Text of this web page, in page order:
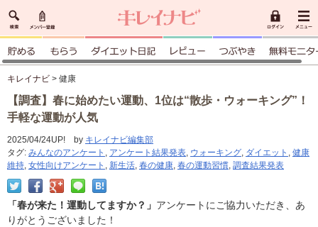
キレイナビ > 健康
【調査】春に始めたい運動、1位は“散歩・ウォーキング”！
手軽な運動が人気
2025/04/24UP! by キレイナビ編集部
タグ: みんなのアンケート , アンケート結果発表, ウォーキング, ダイエット , 健康
維持, 女性向けアンケート , 新生活, 春の健康, 春の運動習慣, 調査結果発表
「春が来た！運動してますか？」 アンケートにご協力いただき、あ
りがとうございました！